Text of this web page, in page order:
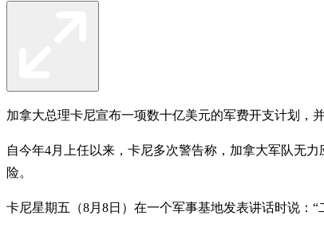
加拿大总理卡尼宣布一项数十亿美元的军费开支计划，
自今年4月上任以来，卡尼多次警告称，加拿大军队无
险。
卡尼星期五（8月8日）在一个军事基地发表讲话时说：